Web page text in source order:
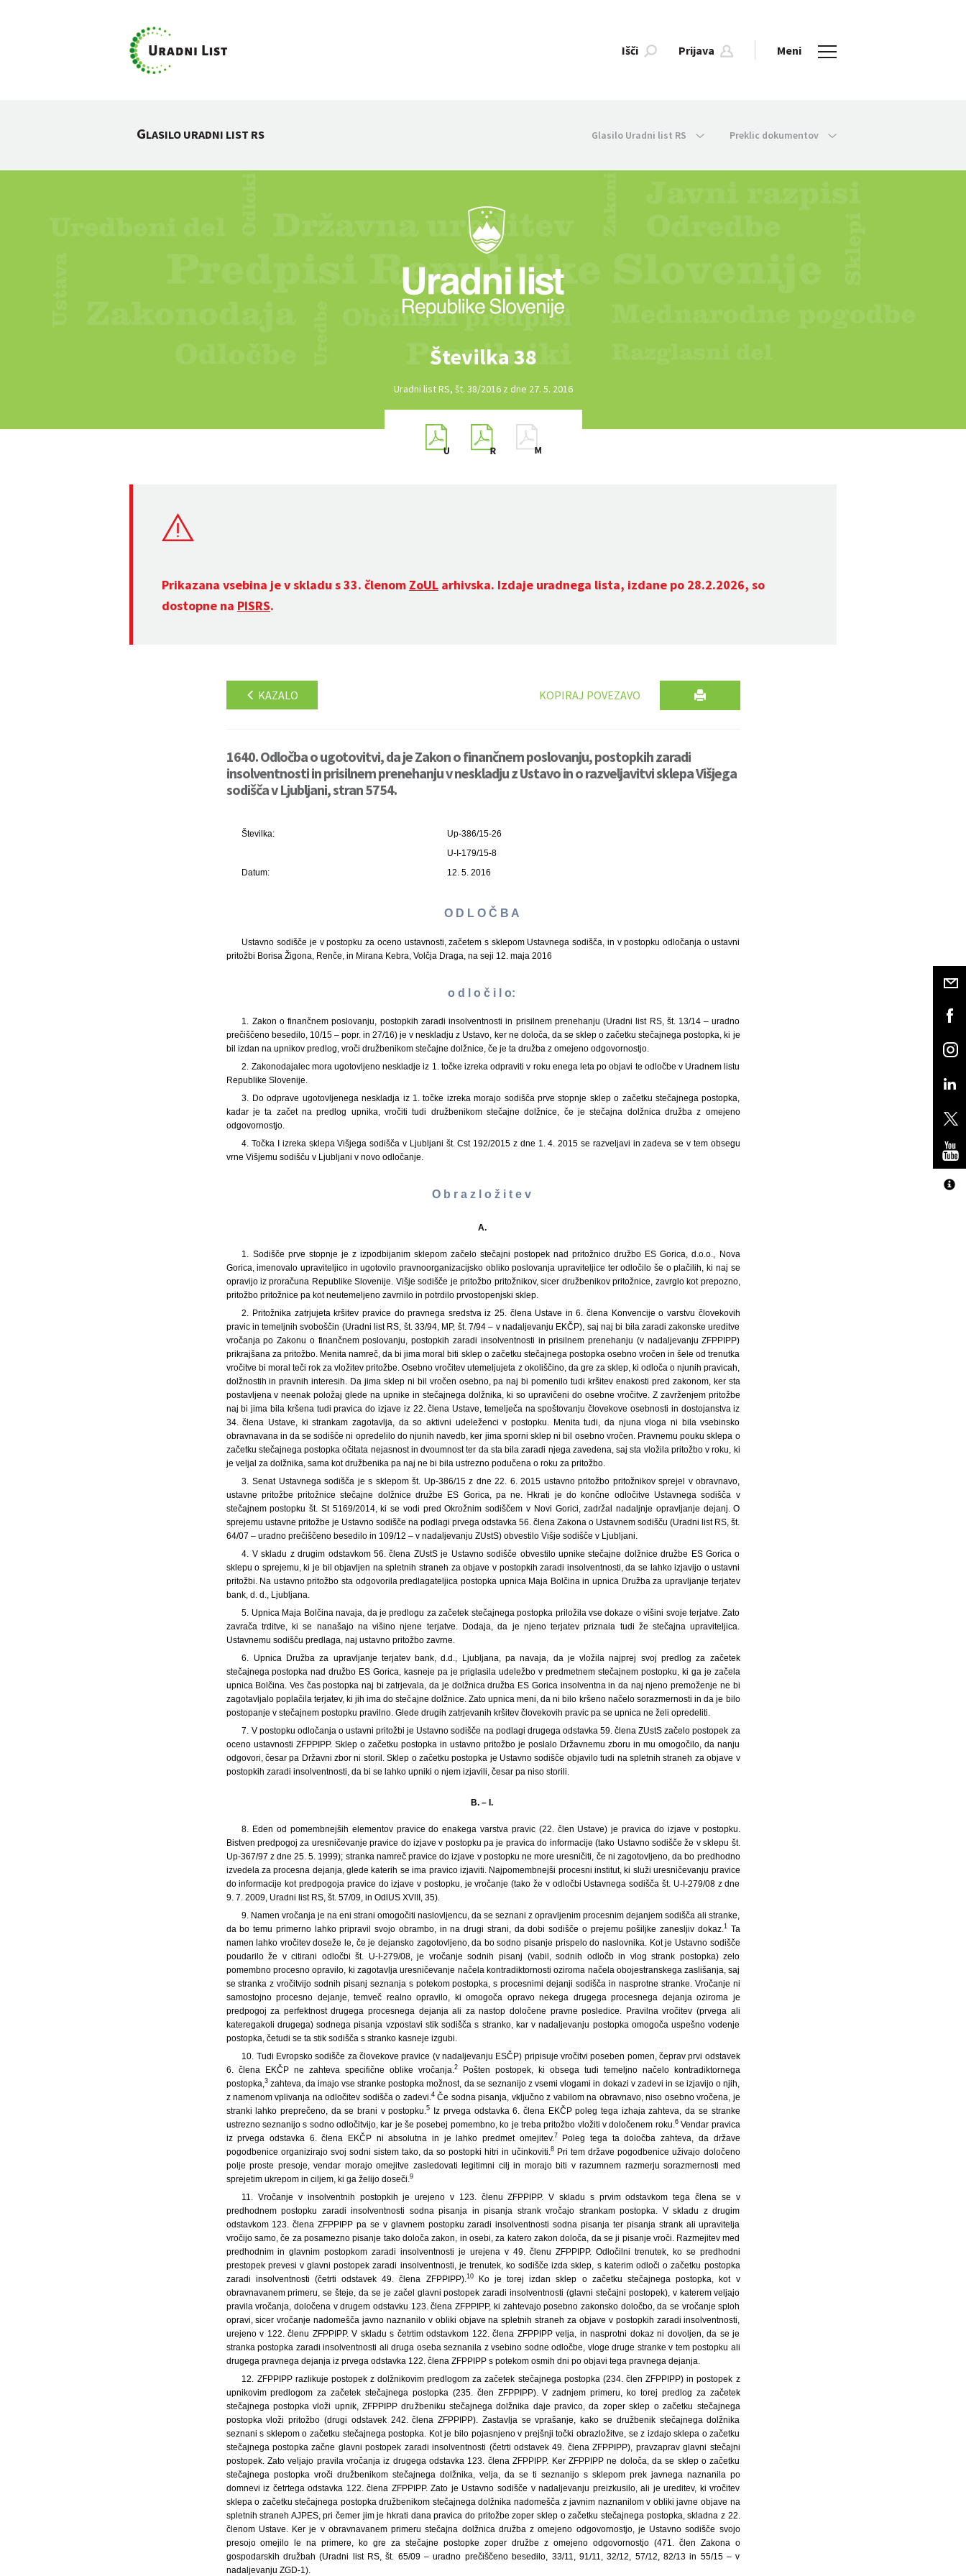
Išči Prijava Meni
GLASILO URADNI LIST RS Glasilo Uradni list RS Preklic dokumentov
Številka 38
Uradni list RS, št. 38/2016 z dne 27. 5. 2016
Prikazana vsebina je v skladu s 33. členom ZoUL arhivska. Izdaje uradnega lista, izdane po 28.2.2026, so
dostopne na PISRS.
KAZALO KOPIRAJ POVEZAVO
1640. Odločba o ugotovitvi, da je Zakon o finančnem poslovanju, postopkih zaradi
insolventnosti in prisilnem prenehanju v neskladju z Ustavo in o razveljavitvi sklepa Višjega
sodišča v Ljubljani, stran 5754.
Številka:
Up-386/15-26
U-I-179/15-8
Datum:
12. 5. 2016
O D L O Č B A
Ustavno sodišče je v postopku za oceno ustavnosti, začetem s sklepom Ustavnega sodišča, in v postopku odločanja o ustavni
pritožbi Borisa Žigona, Renče, in Mirana Kebra, Volčja Draga, na seji 12. maja 2016
o d l o č i l o:
1. Zakon o finančnem poslovanju, postopkih zaradi insolventnosti in prisilnem prenehanju (Uradni list RS, št. 13/14 – uradno
prečiščeno besedilo, 10/15 – popr. in 27/16) je v neskladju z Ustavo, ker ne določa, da se sklep o začetku stečajnega postopka, ki je
bil izdan na upnikov predlog, vroči družbenikom stečajne dolžnice, če je ta družba z omejeno odgovornostjo.
2. Zakonodajalec mora ugotovljeno neskladje iz 1. točke izreka odpraviti v roku enega leta po objavi te odločbe v Uradnem listu
Republike Slovenije.
3. Do odprave ugotovljenega neskladja iz 1. točke izreka morajo sodišča prve stopnje sklep o začetku stečajnega postopka,
kadar je ta začet na predlog upnika, vročiti tudi družbenikom stečajne dolžnice, če je stečajna dolžnica družba z omejeno
odgovornostjo.
4. Točka I izreka sklepa Višjega sodišča v Ljubljani št. Cst 192/2015 z dne 1. 4. 2015 se razveljavi in zadeva se v tem obsegu
vrne Višjemu sodišču v Ljubljani v novo odločanje.
O b r a z l o ž i t e v
A.
1.
Sodišče prve stopnje je z izpodbijanim sklepom začelo stečajni postopek nad pritožnico družbo ES Gorica, d.o.o., Nova
Gorica, imenovalo upraviteljico in ugotovilo pravnoorganizacijsko obliko poslovanja upraviteljice ter odločilo še o plačilih, ki naj se
opravijo iz proračuna Republike Slovenije. Višje sodišče je pritožbo pritožnikov, sicer družbenikov pritožnice, zavrglo kot prepozno,
pritožbo pritožnice pa kot neutemeljeno zavrnilo in potrdilo prvostopenjski sklep.
2. Pritožnika zatrjujeta kršitev pravice do pravnega sredstva iz 25. člena Ustave in 6. člena Konvencije o varstvu človekovih
pravic in temeljnih svoboščin (Uradni list RS, št. 33/94, MP, št. 7/94 – v nadaljevanju EKČP), saj naj bi bila zaradi zakonske ureditve
vročanja po Zakonu o finančnem poslovanju, postopkih zaradi insolventnosti in prisilnem prenehanju (v nadaljevanju ZFPPIPP)
prikrajšana za pritožbo. Menita namreč, da bi jima moral biti sklep o začetku stečajnega postopka osebno vročen in šele od trenutka
vročitve bi moral teči rok za vložitev pritožbe. Osebno vročitev utemeljujeta z okoliščino, da gre za sklep, ki odloča o njunih pravicah,
dolžnostih in pravnih interesih. Da jima sklep ni bil vročen osebno, pa naj bi pomenilo tudi kršitev enakosti pred zakonom, ker sta
postavljena v neenak položaj glede na upnike in stečajnega dolžnika, ki so upravičeni do osebne vročitve. Z zavrženjem pritožbe
naj bi jima bila kršena tudi pravica do izjave iz 22. člena Ustave, temelječa na spoštovanju človekove osebnosti in dostojanstva iz
34. člena Ustave, ki strankam zagotavlja, da so aktivni udeleženci v postopku. Menita tudi, da njuna vloga ni bila vsebinsko
obravnavana in da se sodišče ni opredelilo do njunih navedb, ker jima sporni sklep ni bil osebno vročen. Pravnemu pouku sklepa o
začetku stečajnega postopka očitata nejasnost in dvoumnost ter da sta bila zaradi njega zavedena, saj sta vložila pritožbo v roku, ki
je veljal za dolžnika, sama kot družbenika pa naj ne bi bila ustrezno podučena o roku za pritožbo.
3. Senat Ustavnega sodišča je s sklepom št. Up-386/15 z dne 22. 6. 2015 ustavno pritožbo pritožnikov sprejel v obravnavo,
ustavne pritožbe pritožnice stečajne dolžnice družbe ES Gorica, pa ne. Hkrati je do končne odločitve Ustavnega sodišča v
stečajnem postopku št. St 5169/2014, ki se vodi pred Okrožnim sodiščem v Novi Gorici, zadržal nadaljnje opravljanje dejanj. O
sprejemu ustavne pritožbe je Ustavno sodišče na podlagi prvega odstavka 56. člena Zakona o Ustavnem sodišču (Uradni list RS, št.
64/07 – uradno prečiščeno besedilo in 109/12 – v nadaljevanju ZUstS) obvestilo Višje sodišče v Ljubljani.
4. V skladu z drugim odstavkom 56. člena ZUstS je Ustavno sodišče obvestilo upnike stečajne dolžnice družbe ES Gorica o
sklepu o sprejemu, ki je bil objavljen na spletnih straneh za objave v postopkih zaradi insolventnosti, da se lahko izjavijo o ustavni
pritožbi. Na ustavno pritožbo sta odgovorila predlagateljica postopka upnica Maja Bolčina in upnica Družba za upravljanje terjatev
bank, d. d., Ljubljana.
5. Upnica Maja Bolčina navaja, da je predlogu za začetek stečajnega postopka priložila vse dokaze o višini svoje terjatve. Zato
zavrača trditve, ki se nanašajo na višino njene terjatve. Dodaja, da je njeno terjatev priznala tudi že stečajna upraviteljica.
Ustavnemu sodišču predlaga, naj ustavno pritožbo zavrne.
6. Upnica Družba za upravljanje terjatev bank, d.d., Ljubljana, pa navaja, da je vložila najprej svoj predlog za začetek
stečajnega postopka nad družbo ES Gorica, kasneje pa je priglasila udeležbo v predmetnem stečajnem postopku, ki ga je začela
upnica Bolčina. Ves čas postopka naj bi zatrjevala, da je dolžnica družba ES Gorica insolventna in da naj njeno premoženje ne bi
zagotavljalo poplačila terjatev, ki jih ima do stečajne dolžnice. Zato upnica meni, da ni bilo kršeno načelo sorazmernosti in da je bilo
postopanje v stečajnem postopku pravilno. Glede drugih zatrjevanih kršitev človekovih pravic pa se upnica ne želi opredeliti.
7. V postopku odločanja o ustavni pritožbi je Ustavno sodišče na podlagi drugega odstavka 59. člena ZUstS začelo postopek za
oceno ustavnosti ZFPPIPP. Sklep o začetku postopka in ustavno pritožbo je poslalo Državnemu zboru in mu omogočilo, da nanju
odgovori, česar pa Državni zbor ni storil. Sklep o začetku postopka je Ustavno sodišče objavilo tudi na spletnih straneh za objave v
postopkih zaradi insolventnosti, da bi se lahko upniki o njem izjavili, česar pa niso storili.
B. – I.
8.
Eden od pomembnejših elementov pravice do enakega varstva pravic (22. člen Ustave) je pravica do izjave v postopku.
Bistven predpogoj za uresničevanje pravice do izjave v postopku pa je pravica do informacije (tako Ustavno sodišče že v sklepu št.
Up-367/97 z dne 25. 5. 1999); stranka namreč pravice do izjave v postopku ne more uresničiti, če ni zagotovljeno, da bo predhodno
izvedela za procesna dejanja, glede katerih se ima pravico izjaviti. Najpomembnejši procesni institut, ki služi uresničevanju pravice
do informacije kot predpogoja pravice do izjave v postopku, je vročanje (tako že v odločbi Ustavnega sodišča št. U-I-279/08 z dne
9. 7. 2009, Uradni list RS, št. 57/09, in OdlUS XVIII, 35).
9. Namen vročanja je na eni strani omogočiti naslovljencu, da se seznani z opravljenim procesnim dejanjem sodišča ali stranke,
da bo temu primerno lahko pripravil svojo obrambo, in na drugi strani, da dobi sodišče o prejemu pošiljke zanesljiv dokaz. 1Ta
namen lahko vročitev doseže le, če je dejansko zagotovljeno, da bo sodno pisanje prispelo do naslovnika. Kot je Ustavno sodišče
poudarilo že v citirani odločbi št. U-I-279/08, je vročanje sodnih pisanj (vabil, sodnih odločb in vlog strank postopka) zelo
pomembno procesno opravilo, ki zagotavlja uresničevanje načela kontradiktornosti oziroma načela obojestranskega zaslišanja, saj
se stranka z vročitvijo sodnih pisanj seznanja s potekom postopka, s procesnimi dejanji sodišča in nasprotne stranke. Vročanje ni
samostojno procesno dejanje, temveč realno opravilo, ki omogoča opravo nekega drugega procesnega dejanja oziroma je
predpogoj za perfektnost drugega procesnega dejanja ali za nastop določene pravne posledice. Pravilna vročitev (prvega ali
kateregakoli drugega) sodnega pisanja vzpostavi stik sodišča s stranko, kar v nadaljevanju postopka omogoča uspešno vodenje
postopka, četudi se ta stik sodišča s stranko kasneje izgubi.
10. Tudi Evropsko sodišče za človekove pravice (v nadaljevanju ESČP) pripisuje vročitvi poseben pomen, čeprav prvi odstavek
6. člena EKČP ne zahteva specifične oblike vročanja. 2Pošten postopek, ki obsega tudi temeljno načelo kontradiktornega
postopka, 3zahteva, da imajo vse stranke postopka možnost, da se seznanijo z vsemi vlogami in dokazi v zadevi in se izjavijo o njih,
z namenom vplivanja na odločitev sodišča o zadevi. 4Če sodna pisanja, vključno z vabilom na obravnavo, niso osebno vročena, je
stranki lahko preprečeno, da se brani v postopku.5 Iz prvega odstavka 6. člena EKČP poleg tega izhaja zahteva, da se stranke
ustrezno seznanijo s sodno odločitvijo, kar je še posebej pomembno, ko je treba pritožbo vložiti v določenem roku. 6Vendar pravica
iz prvega odstavka 6. člena EKČP ni absolutna in je lahko predmet omejitev. 7
Poleg tega ta določba zahteva, da države
pogodbenice organizirajo svoj sodni sistem tako, da so postopki hitri in učinkoviti.8 Pri tem države pogodbenice uživajo določeno
polje proste presoje, vendar morajo omejitve zasledovati legitimni cilj in morajo biti v razumnem razmerju sorazmernosti med
sprejetim ukrepom in ciljem, ki ga želijo doseči. 9
11. Vročanje v insolventnih postopkih je urejeno v 123. členu ZFPPIPP. V skladu s prvim odstavkom tega člena se v
predhodnem postopku zaradi insolventnosti sodna pisanja in pisanja strank vročajo strankam postopka. V skladu z drugim
odstavkom 123. člena ZFPPIPP pa se v glavnem postopku zaradi insolventnosti sodna pisanja ter pisanja strank ali upravitelja
vročijo samo, če za posamezno pisanje tako določa zakon, in osebi, za katero zakon določa, da se ji pisanje vroči. Razmejitev med
predhodnim in glavnim postopkom zaradi insolventnosti je urejena v 49. členu ZFPPIPP. Odločilni trenutek, ko se predhodni
prestopek prevesi v glavni postopek zaradi insolventnosti, je trenutek, ko sodišče izda sklep, s katerim odloči o začetku postopka
zaradi insolventnosti (četrti odstavek 49. člena ZFPPIPP). 10Ko je torej izdan sklep o začetku stečajnega postopka, kot v
obravnavanem primeru, se šteje, da se je začel glavni postopek zaradi insolventnosti (glavni stečajni postopek), v katerem veljajo
pravila vročanja, določena v drugem odstavku 123. člena ZFPPIPP, ki zahtevajo posebno zakonsko določbo, da se vročanje sploh
opravi, sicer vročanje nadomešča javno naznanilo v obliki objave na spletnih straneh za objave v postopkih zaradi insolventnosti,
urejeno v 122. členu ZFPPIPP. V skladu s četrtim odstavkom 122. člena ZFPPIPP velja, in nasprotni dokaz ni dovoljen, da se je
stranka postopka zaradi insolventnosti ali druga oseba seznanila z vsebino sodne odločbe, vloge druge stranke v tem postopku ali
drugega pravnega dejanja iz prvega odstavka 122. člena ZFPPIPP s potekom osmih dni po objavi tega pravnega dejanja.
12. ZFPPIPP razlikuje postopek z dolžnikovim predlogom za začetek stečajnega postopka (234. člen ZFPPIPP) in postopek z
upnikovim predlogom za začetek stečajnega postopka (235. člen ZFPPIPP). V zadnjem primeru, ko torej predlog za začetek
stečajnega postopka vloži upnik, ZFPPIPP družbeniku stečajnega dolžnika daje pravico, da zoper sklep o začetku stečajnega
postopka vloži pritožbo (drugi odstavek 242. člena ZFPPIPP). Zastavlja se vprašanje, kako se družbenik stečajnega dolžnika
seznani s sklepom o začetku stečajnega postopka. Kot je bilo pojasnjeno v prejšnji točki obrazložitve, se z izdajo sklepa o začetku
stečajnega postopka začne glavni postopek zaradi insolventnosti (četrti odstavek 49. člena ZFPPIPP), pravzaprav glavni stečajni
postopek. Zato veljajo pravila vročanja iz drugega odstavka 123. člena ZFPPIPP. Ker ZFPPIPP ne določa, da se sklep o začetku
stečajnega postopka vroči družbenikom stečajnega dolžnika, velja, da se ti seznanijo s sklepom prek javnega naznanila po
domnevi iz četrtega odstavka 122. člena ZFPPIPP. Zato je Ustavno sodišče v nadaljevanju preizkusilo, ali je ureditev, ki vročitev
sklepa o začetku stečajnega postopka družbenikom stečajnega dolžnika nadomešča z javnim naznanilom v obliki javne objave na
spletnih straneh AJPES, pri čemer jim je hkrati dana pravica do pritožbe zoper sklep o začetku stečajnega postopka, skladna z 22.
členom Ustave. Ker je v obravnavanem primeru stečajna dolžnica družba z omejeno odgovornostjo, je Ustavno sodišče svojo
presojo omejilo le na primere, ko gre za stečajne postopke zoper družbe z omejeno odgovornostjo (471. člen Zakona o
gospodarskih družbah (Uradni list RS, št. 65/09 – uradno prečiščeno besedilo, 33/11, 91/11, 32/12, 57/12, 82/13 in 55/15 – v
nadaljevanju ZGD-1).